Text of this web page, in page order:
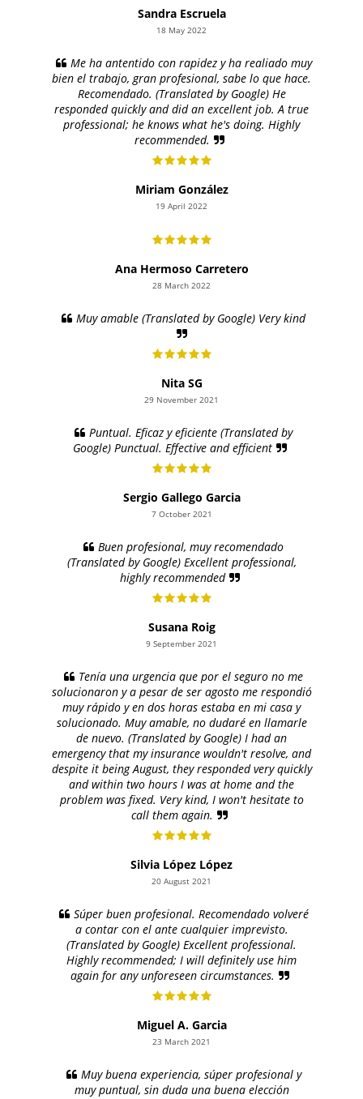
Sandra Escruela
18 May 2022
Me ha antentido con rapidez y ha realiado muy
bien el trabajo, gran profesional, sabe lo que hace.
Recomendado. (Translated by Google) He
responded quickly and did an excellent job. A true
professional; he knows what he's doing. Highly
recommended.
Miriam González
19 April 2022
Ana Hermoso Carretero
28 March 2022
Muy amable (Translated by Google) Very kind
Nita SG
29 November 2021
Puntual. Eficaz y eficiente (Translated by
Google) Punctual. Effective and efficient
Sergio Gallego Garcia
7 October 2021
Buen profesional, muy recomendado
(Translated by Google) Excellent professional,
highly recommended
Susana Roig
9 September 2021
Tenía una urgencia que por el seguro no me
solucionaron y a pesar de ser agosto me respondió
muy rápido y en dos horas estaba en mi casa y
solucionado. Muy amable, no dudaré en llamarle
de nuevo. (Translated by Google) I had an
emergency that my insurance wouldn't resolve, and
despite it being August, they responded very quickly
and within two hours I was at home and the
problem was fixed. Very kind, I won't hesitate to
call them again.
Silvia López López
20 August 2021
Súper buen profesional. Recomendado volveré
a contar con el ante cualquier imprevisto.
(Translated by Google) Excellent professional.
Highly recommended; I will definitely use him
again for any unforeseen circumstances.
Miguel A. Garcia
23 March 2021
Muy buena experiencia, súper profesional y
muy puntual, sin duda una buena elección